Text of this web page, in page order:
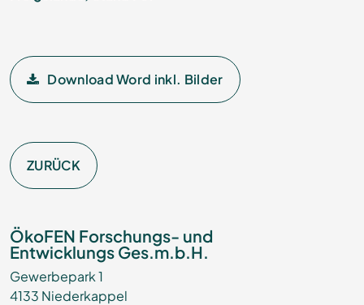
Download Word inkl. Bilder
ZURÜCK
ÖkoFEN Forschungs- und
Entwicklungs Ges.m.b.H.
Gewerbepark 1
4133 Niederkappel